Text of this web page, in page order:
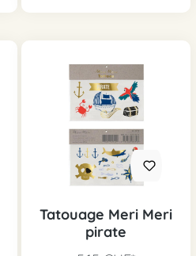
Tatouage Meri Meri
pirate